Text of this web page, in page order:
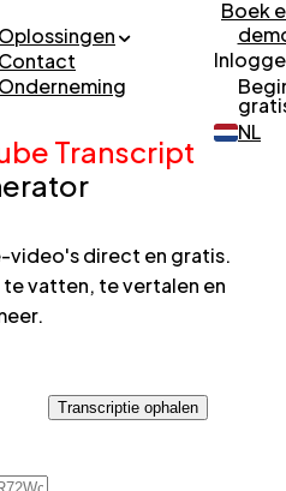
Oplossingen
Contact
Onderneming
Boek
NL
Transcript
video's direct en gratis.
te vatten, te vertalen en